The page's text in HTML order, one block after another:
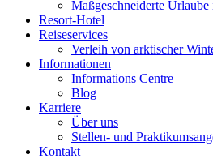
Maßgeschneiderte
Resort-Hotel
Reiseservices
Verleih von arktischer
Informationen
Informations Centre
Blog
Karriere
Über uns
Stellen- und
Kontakt